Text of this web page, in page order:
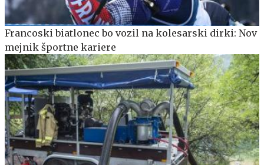
Francoski biatlonec bo vozil na kolesarski dirki: Nov
mejnik športne kariere